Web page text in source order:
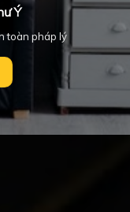
Ý
toàn pháp lý